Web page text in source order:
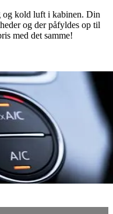
og kold luft i kabinen. Din
og der påfyldes op til
med det samme!